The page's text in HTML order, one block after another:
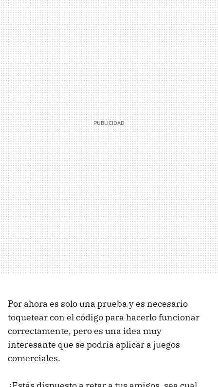
Por ahora es solo una prueba y es necesario
toquetear con el código para hacerlo funcionar
correctamente, pero es una idea muy
interesante que se podría aplicar a juegos
comerciales.